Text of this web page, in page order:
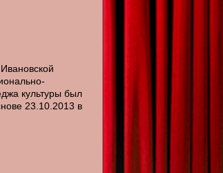
культуры был
23.10.2013 в